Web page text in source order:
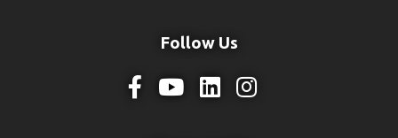
Follow Us